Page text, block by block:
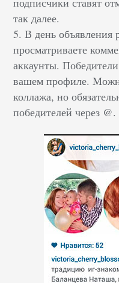
так далее.
5. В день объявления
просматриваете
аккаунты.
вашем профиле.
коллажа, но
победителей через @.